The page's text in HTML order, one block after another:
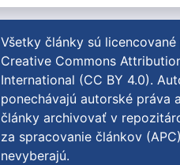
Všetky články sú
Creative Commons
International (CC BY 4.0).
ponechávajú autorské práva
články archivovať v
za spracovanie článkov
nevyberajú.